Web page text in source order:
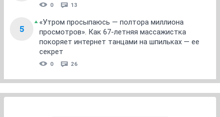
0 13
5
«Утром просыпаюсь — полтора миллиона
просмотров». Как 67-летняя массажистка
покоряет интернет танцами на шпильках — ее
секрет
0 26